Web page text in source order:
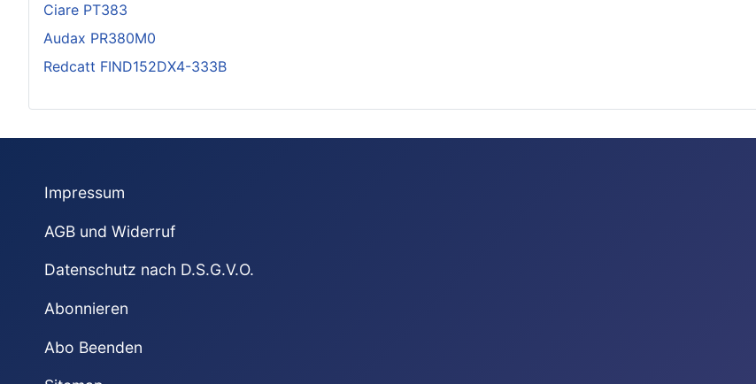
Ciare PT383
Audax PR380M0
Redcatt FIND152DX4-333B
Impressum
AGB und Widerruf
Datenschutz nach D.S.G.V.O.
Abonnieren
Abo Beenden